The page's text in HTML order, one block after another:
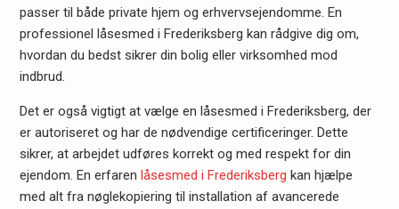
passer til både private hjem og erhvervsejendomme. En
professionel låsesmed i Frederiksberg kan rådgive dig om,
hvordan du bedst sikrer din bolig eller virksomhed mod
indbrud.
Det er også vigtigt at vælge en låsesmed i Frederiksberg, der
er autoriseret og har de nødvendige certificeringer. Dette
sikrer, at arbejdet udføres korrekt og med respekt for din
ejendom. En erfaren låsesmed i Frederiksberg kan hjælpe
med alt fra nøglekopiering til installation af avancerede